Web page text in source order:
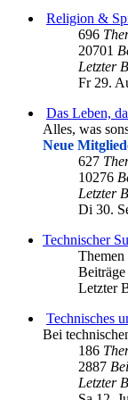
Religion &
696
20701
Letzter
Fr 29.
Das Leben,
Alles, was
Neue
627
10276
Letzter
Di 30.
Technischer
Themen
Beiträge
Letzter
Technisches
Bei
186
2887
Letzter